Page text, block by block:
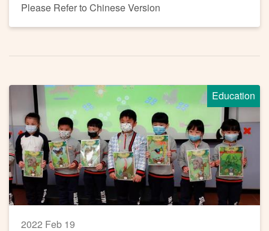
Please Refer to Chinese Version
Education
2022 Feb 19